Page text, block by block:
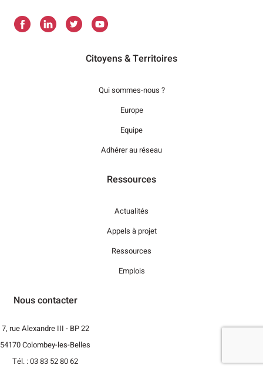
Citoyens & Territoires
Qui sommes-nous ?
Europe
Equipe
Adhérer au réseau
Ressources
Actualités
Appels à projet
Ressources
Emplois
Nous contacter
7, rue Alexandre III - BP 22
54170 Colombey-les-Belles
Tél. : 03 83 52 80 62